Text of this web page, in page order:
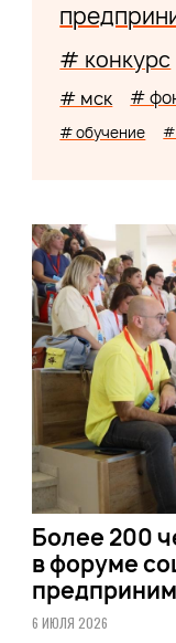
# конкурс
# мск #
# обучение #
Более 200
в форуме
6 ИЮЛЯ 2026